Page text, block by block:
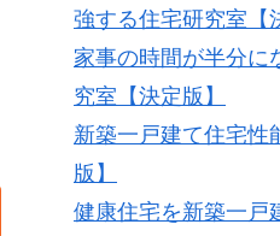
強する住宅研究室【
家事の時間が半分に
究室【決定版】
新築一戸建て住宅性
版】
健康住宅を新築一戸